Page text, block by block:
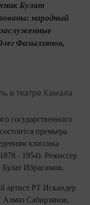
Булат
народный
Фазылзянов,
государственного
премьера
классика
- 1954). Режиссер
Булат Ибрагимов.
артист РТ Искандер
Сабирзянов,